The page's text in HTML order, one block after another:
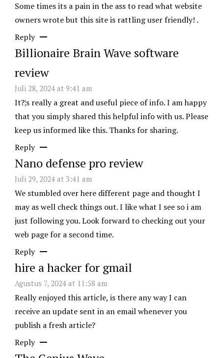
Some times its a pain in the ass to read what website
owners wrote but this site is rattling user friendly! .
Reply
Billionaire Brain Wave software
review
Juli 28, 2024 at 9:41 am
It?¦s really a great and useful piece of info. I am happy
that you simply shared this helpful info with us. Please
keep us informed like this. Thanks for sharing.
Reply
Nano defense pro review
Juli 29, 2024 at 3:41 am
We stumbled over here different page and thought I
may as well check things out. I like what I see so i am
just following you. Look forward to checking out your
web page for a second time.
Reply
hire a hacker for gmail
Agustus 7, 2024 at 11:58 am
Really enjoyed this article, is there any way I can
receive an update sent in an email whenever you
publish a fresh article?
Reply